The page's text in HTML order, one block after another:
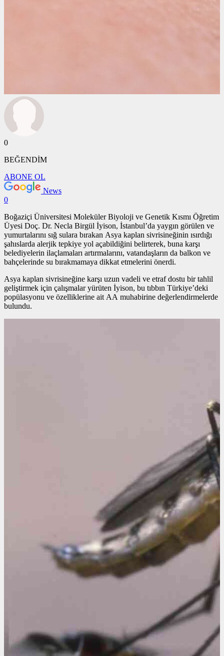
0
BEĞENDİM
ABONE OL
News
0
Boğaziçi Üniversitesi Moleküler Biyoloji ve Genetik Kısmı Öğretim
Üyesi Doç. Dr. Necla Birgül İyison, İstanbul’da yaygın görülen ve
yumurtalarını sığ sulara bırakan Asya kaplan sivrisineğinin ısırdığı
şahıslarda alerjik tepkiye yol açabildiğini belirterek, buna karşı
belediyelerin ilaçlamaları artırmalarını, vatandaşların da balkon ve
bahçelerinde su bırakmamaya dikkat etmelerini önerdi.
Asya kaplan sivrisineğine karşı uzun vadeli ve etraf dostu bir tahlil
geliştirmek için çalışmalar yürüten İyison, bu tıbbın Türkiye’deki
popülasyonu ve özelliklerine ait AA muhabirine değerlendirmelerde
bulundu.